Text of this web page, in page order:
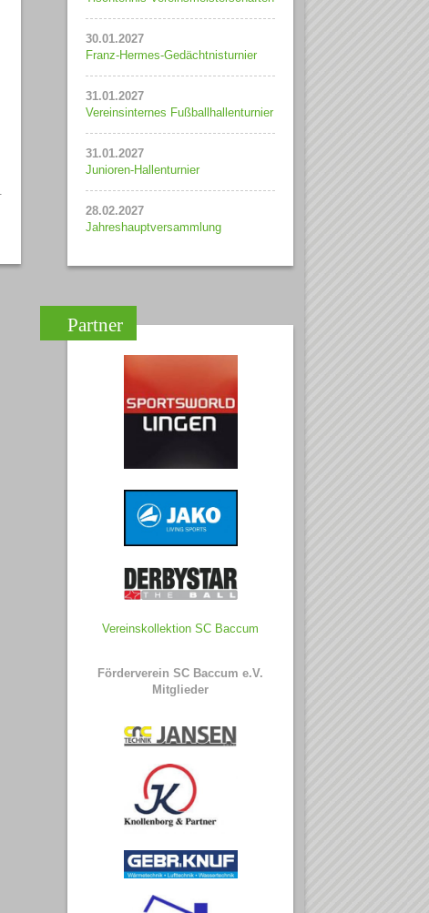
30.01.2027
Franz-Hermes-Gedächtnisturnier
31.01.2027
Vereinsinternes Fußballhallenturnier
31.01.2027
Junioren-Hallenturnier
28.02.2027
Jahreshauptversammlung
Partner
Vereinskollektion SC Baccum
Förderverein SC Baccum e.V.
Mitglieder